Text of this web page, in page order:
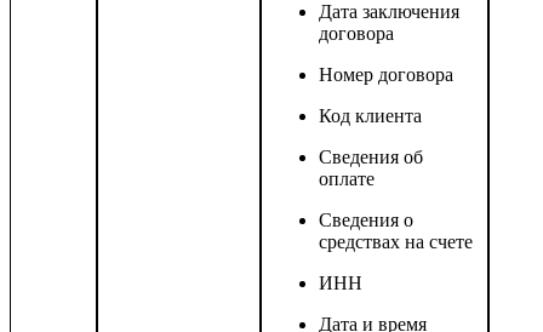
Дата заключения
договора
Номер договора
Код клиента
Сведения об
оплате
Сведения о
средствах на счете
ИНН
Дата и время